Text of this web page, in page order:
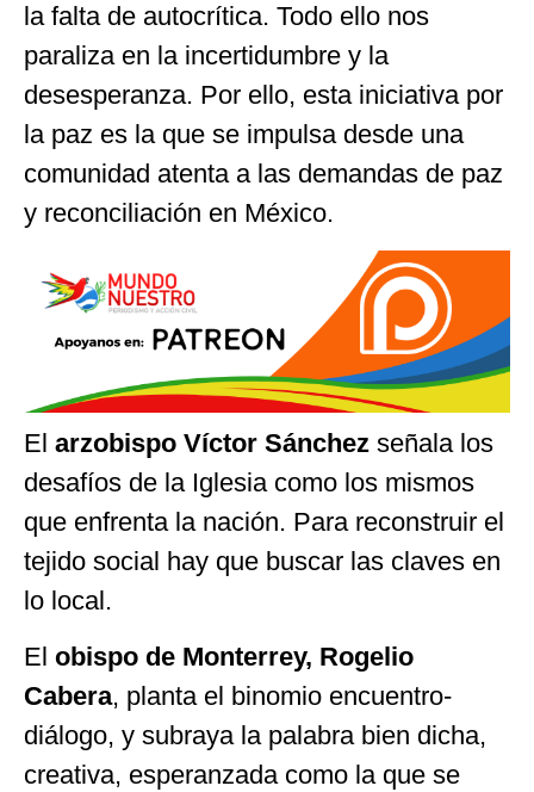
la falta de autocrítica. Todo ello nos
paraliza en la incertidumbre y la
desesperanza. Por ello, esta iniciativa por
la paz es la que se impulsa desde una
comunidad atenta a las demandas de paz
y reconciliación en México.
El arzobispo Víctor Sánchez señala los
desafíos de la Iglesia como los mismos
que enfrenta la nación. Para reconstruir el
tejido social hay que buscar las claves en
lo local.
El obispo de Monterrey, Rogelio
Cabera, planta el binomio encuentro-
diálogo, y subraya la palabra bien dicha,
creativa, esperanzada como la que se